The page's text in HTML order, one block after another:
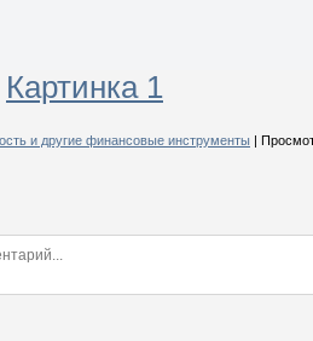
Картинка 1
и другие финансовые инструменты